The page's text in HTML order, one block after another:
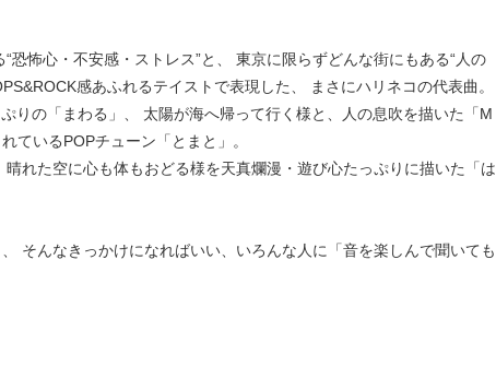
怖心・不安感・ストレス”と、 東京に限らずどんな街にもある“人の
感あふれるテイストで表現した、 まさにハリネコの代表曲。
りの「まわる」、 太陽が海へ帰って行く様と、人の息吹を描いた「M
ているPOPチューン「とまと」。
れた空に心も体もおどる様を天真爛漫・遊び心たっぷりに描いた「は
そんなきっかけになればいい、いろんな人に「音を楽しんで聞いても